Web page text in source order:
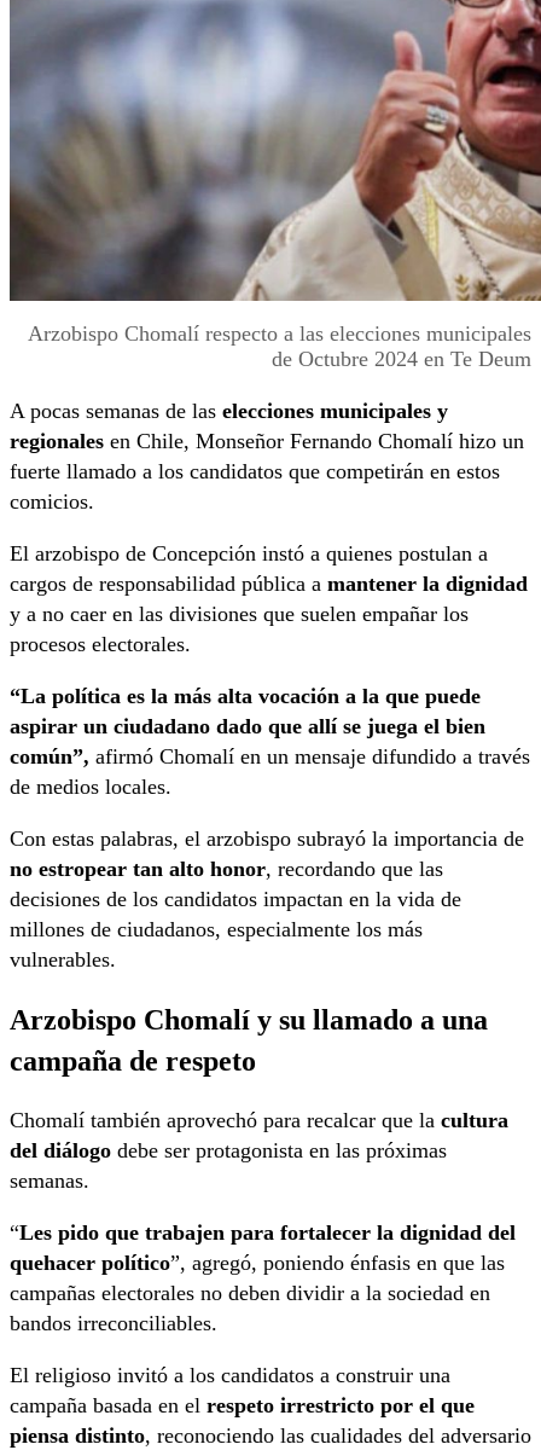
Arzobispo Chomalí respecto a las elecciones municipales
de Octubre 2024 en Te Deum
A pocas semanas de las elecciones municipales y
regionales en Chile, Monseñor Fernando Chomalí hizo un
fuerte llamado a los candidatos que competirán en estos
comicios.
El arzobispo de Concepción instó a quienes postulan a
cargos de responsabilidad pública a mantener la dignidad
y a no caer en las divisiones que suelen empañar los
procesos electorales.
“La política es la más alta vocación a la que puede
aspirar un ciudadano dado que allí se juega el bien
común”, afirmó Chomalí en un mensaje difundido a través
de medios locales.
Con estas palabras, el arzobispo subrayó la importancia de
no estropear tan alto honor, recordando que las
decisiones de los candidatos impactan en la vida de
millones de ciudadanos, especialmente los más
vulnerables.
Arzobispo Chomalí y su llamado a una
campaña de respeto
Chomalí también aprovechó para recalcar que la cultura
del diálogo debe ser protagonista en las próximas
semanas.
“Les pido que trabajen para fortalecer la dignidad del
quehacer político”, agregó, poniendo énfasis en que las
campañas electorales no deben dividir a la sociedad en
bandos irreconciliables.
El religioso invitó a los candidatos a construir una
campaña basada en el respeto irrestricto por el que
piensa distinto, reconociendo las cualidades del adversario